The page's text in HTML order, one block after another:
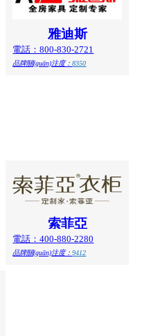
雅迪斯
電話：800-830-2721
品牌關(guān)注度：8350
索菲亞
電話：400-880-2280
品牌關(guān)注度：9412